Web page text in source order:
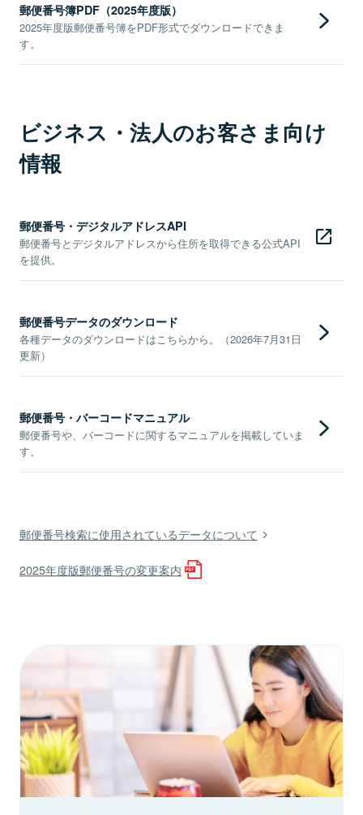
郵便番号簿PDF（2025年度版）
2025年度版郵便番号簿をPDF形式でダウンロードできま
す。
ビジネス・法人のお客さま向け
情報
郵便番号・デジタルアドレスAPI
郵便番号とデジタルアドレスから住所を取得できる公式API
を提供。
郵便番号データのダウンロード
各種データのダウンロードはこちらから。（2026年7月31日
更新）
郵便番号・バーコードマニュアル
郵便番号や、バーコードに関するマニュアルを掲載していま
す。
郵便番号検索に使用されているデータについて
2025年度版郵便番号の変更案内